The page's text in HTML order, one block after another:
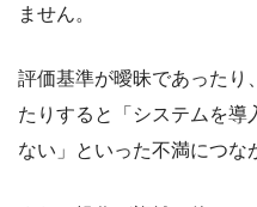
ません。
評価基準が曖昧であったり
たりすると「システムを導
ない」といった不満につな